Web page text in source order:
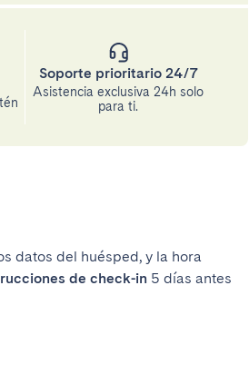
Soporte prioritario 24/7
Asistencia exclusiva 24h solo
para ti.
datos del huésped, y la hora
de check-in 5 días antes